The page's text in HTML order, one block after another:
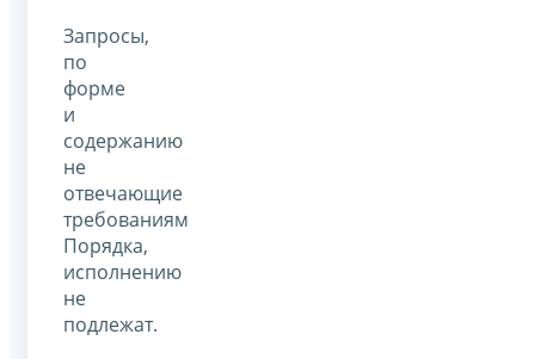
Запросы,
по
форме
и
содержанию
не
отвечающие
требованиям
Порядка,
исполнению
не
подлежат.